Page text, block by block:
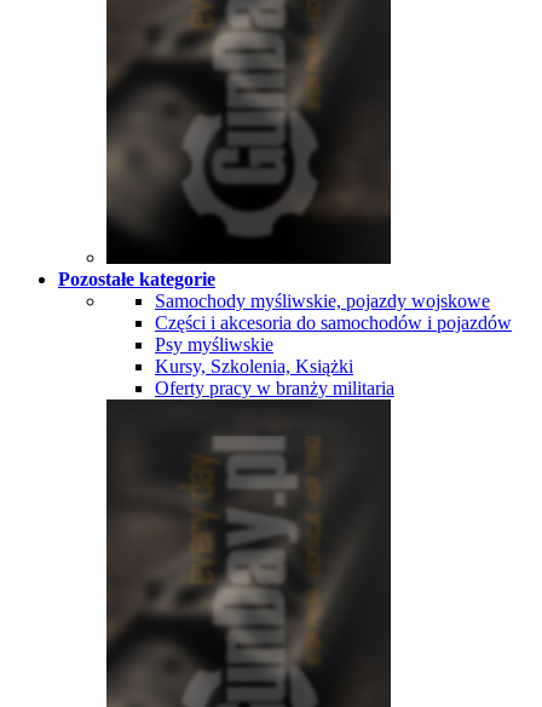
Pozostałe kategorie
Samochody myśliwskie, pojazdy wojskowe
Części i akcesoria do samochodów i pojazdów
Psy myśliwskie
Kursy, Szkolenia, Książki
Oferty pracy w branży militaria